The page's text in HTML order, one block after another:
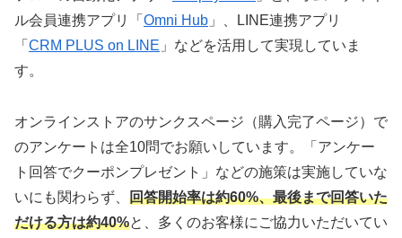
ル会員連携アプリ「 Omni Hub 」、LINE連携アプリ
「 CRM PLUS on LINE 」などを活用して実現していま
す。
オンラインストアのサンクスページ（購入完了ページ）で
のアンケートは全10問でお願いしています。「アンケー
ト回答でクーポンプレゼント」などの施策は実施していな
いにも関わらず、 回答開始率は約60%、最後まで回答いた
だける方は約40%と、多くのお客様にご協力いただいてい